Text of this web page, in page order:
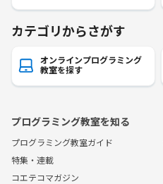
カテゴリからさがす
オンラインプログラミング
教室を探す
プログラミング教室を知る
プログラミング教室ガイド
特集・連載
コエテコマガジン